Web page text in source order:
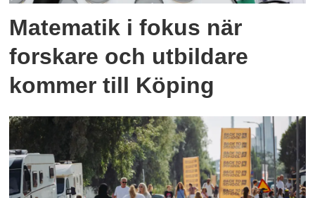
Matematik i fokus när
forskare och utbildare
kommer till Köping